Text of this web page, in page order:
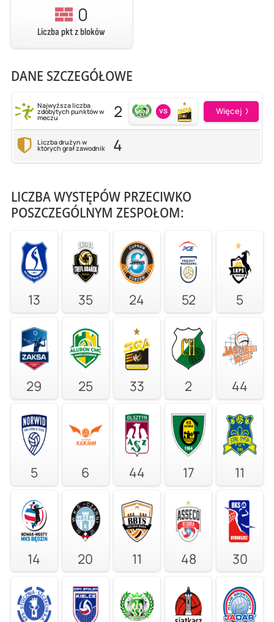
0
Liczba pkt z bloków
DANE SZCZEGÓŁOWE
Najwyższa liczba
zdobytych punktów w
meczu 2 vs Więcej
Liczba drużyn w
których grał zawodnik 4
LICZBA WYSTĘPÓW PRZECIWKO
POSZCZEGÓLNYM ZESPOŁOM:
13 35 24 52 5
29 25 33 2 44
5 6 44 17 11
14 20 11 48 30